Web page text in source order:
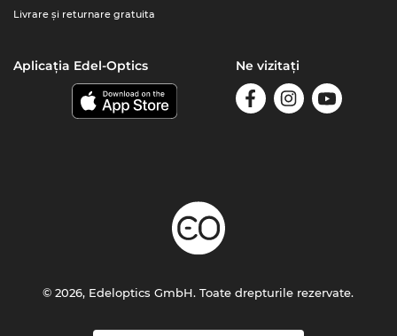
Livrare şi returnare gratuita
Aplicația Edel-Optics Ne vizitați
© 2026, Edeloptics GmbH. Toate drepturile rezervate.